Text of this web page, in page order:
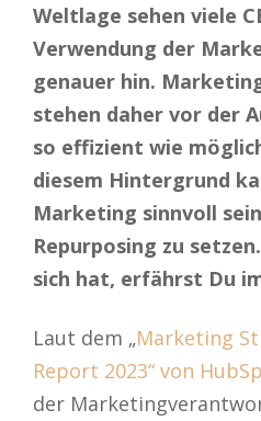
Weltlage sehen viele
Verwendung der
genauer hin.
stehen daher vor der
so effizient wie
diesem Hintergrund
Marketing sinnvoll
Repurposing zu
sich hat, erfährst Du
Laut dem „Marketing
Report 2023“ von
der